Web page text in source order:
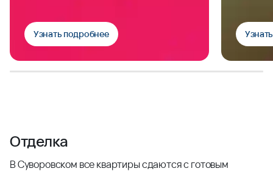
Узнать подробнее
Отделка
В Суворовском все квартиры сдаются с готовым